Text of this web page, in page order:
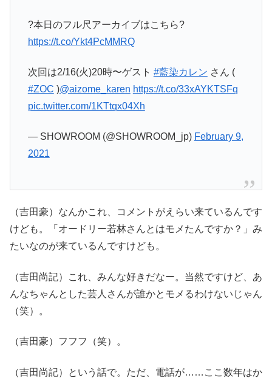
?本日のフル尺アーカイブはこちら?
https://t.co/Ykt4PcMMRQ
次回は2/16(火)20時〜ゲスト #藍染カレン さん (
#ZOC )@aizome_karen https://t.co/33xAYKTSFq
pic.twitter.com/1KTtqx04Xh
— SHOWROOM (@SHOWROOM_jp) February 9,
2021
（吉田豪）なんかこれ、コメントがえらい来ているんです
けども。「オードリー若林さんとはモメたんですか？」み
たいなのが来ているんですけども。
（吉田尚記）これ、みんな好きだなー。当然ですけど、あ
んなちゃんとした芸人さんが誰かとモメるわけないじゃん
（笑）。
（吉田豪）フフフ（笑）。
（吉田尚記）という話で。ただ、電話が……ここ数年はか